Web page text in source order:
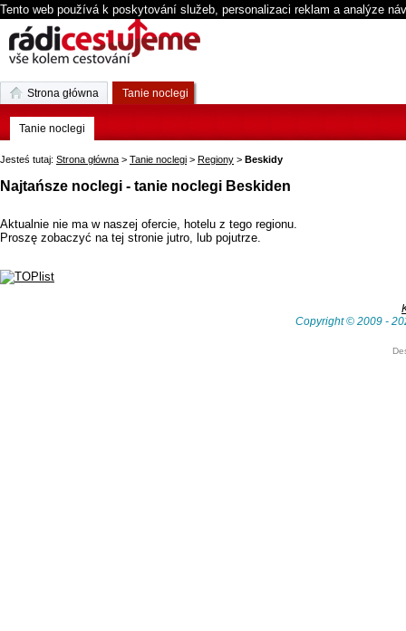
Tento web používá k poskytování služeb, personalizaci reklam a analýze
Jesteś tutaj: Strona główna > Tanie noclegi > Regiony > Beskidy
Najtańsze noclegi - tanie noclegi Beskiden
Aktualnie nie ma w naszej ofercie, hotelu z tego regionu.
Proszę zobaczyć na tej stronie jutro, lub pojutrze.
Copyright © 2009 -
Strona główna Tanie noclegi
Tanie noclegi